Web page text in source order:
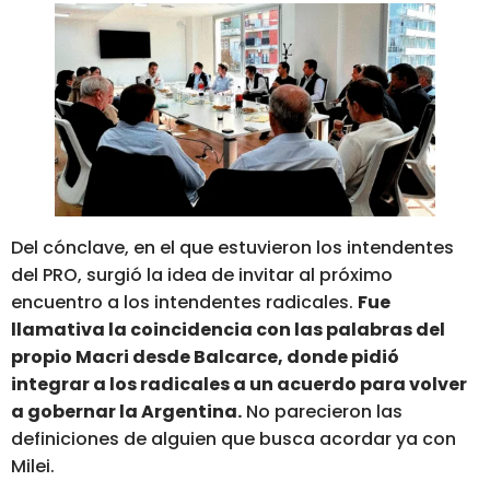
Del cónclave, en el que estuvieron los intendentes
del PRO, surgió la idea de invitar al próximo
encuentro a los intendentes radicales. Fue
llamativa la coincidencia con las palabras del
propio Macri desde Balcarce, donde pidió
integrar a los radicales a un acuerdo para volver
a gobernar la Argentina. No parecieron las
definiciones de alguien que busca acordar ya con
Milei.